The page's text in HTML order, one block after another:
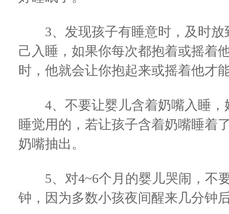
3、发现孩子有睡意时，及时放
己入睡，如果你每次都抱着或摇着
时，他就会让你抱起来或摇着他才
4、不要让婴儿含着奶嘴入睡，
睡觉用的，若让孩子含着奶嘴睡着
奶嘴抽出。
5、对4~6个月的婴儿哭闹，不
钟，因为多数小孩夜间醒来几分钟